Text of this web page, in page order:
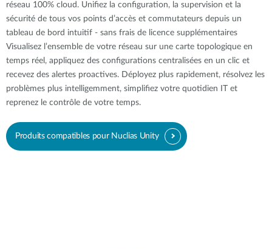
réseau 100% cloud. Unifiez la configuration, la supervision et la
sécurité de tous vos points d’accès et commutateurs depuis un
tableau de bord intuitif - sans frais de licence supplémentaires
Visualisez l’ensemble de votre réseau sur une carte topologique en
temps réel, appliquez des configurations centralisées en un clic et
recevez des alertes proactives. Déployez plus rapidement, résolvez les
problèmes plus intelligemment, simplifiez votre quotidien IT et
reprenez le contrôle de votre temps.
Produits compatibles pour Nuclias Unity